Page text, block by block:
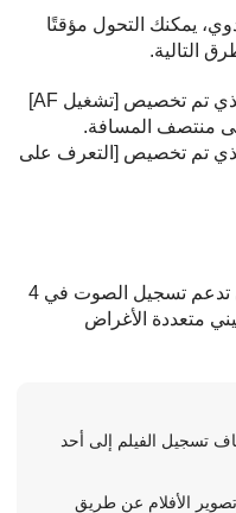
يمكنك التحول مؤقتًا
التالية.
تم تخصيص [تشغيل AF‎‏]
منتصف المسافة.
تم تخصيص [التعرف على
ركِّب أحد ملحقات Sony الأصلية التي تدعم تسجيل الصوت في 4
متعددة الأغراض
تسجيل الفيلم إلى أحد
تصوير الأفلام عن طريق